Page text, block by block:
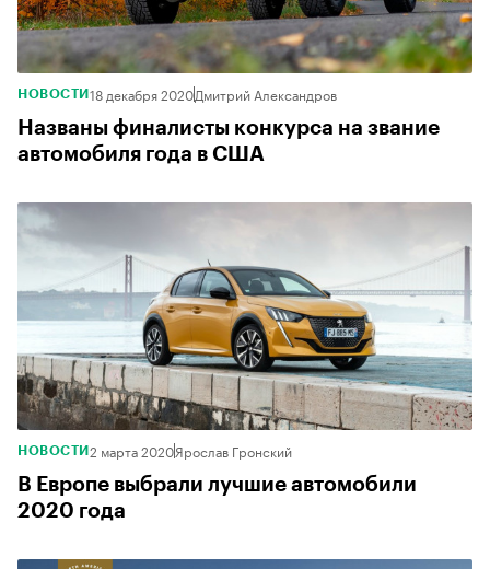
НОВОСТИ 18 декабря 2020Дмитрий Александров
Названы финалисты конкурса на звание
автомобиля года в США
НОВОСТИ 2 марта 2020Ярослав Гронский
В Европе выбрали лучшие автомобили
2020 года